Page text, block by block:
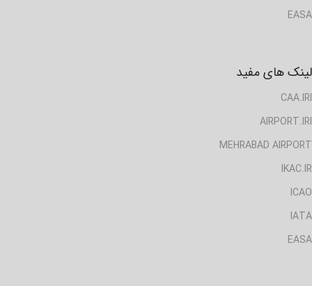
EASA
لینک های مفید
CAA.IRI
AIRPORT.IRI
MEHRABAD AIRPORT
IKAC.IR
ICAO
IATA
EASA